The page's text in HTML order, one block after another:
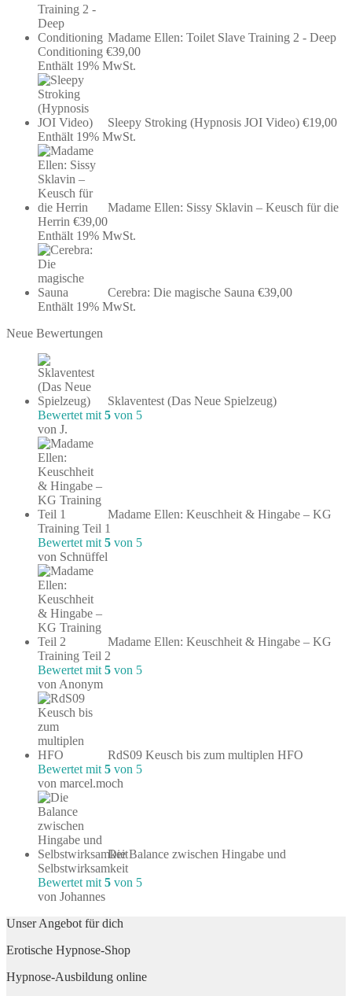
Madame Ellen: Toilet Slave Training 2 - Deep
Conditioning €39,00
Enthält 19% MwSt.
Sleepy Stroking (Hypnosis JOI Video) €19,00
Enthält 19% MwSt.
Madame Ellen: Sissy Sklavin – Keusch für die
Herrin €39,00
Enthält 19% MwSt.
Cerebra: Die magische Sauna €39,00
Enthält 19% MwSt.
Neue Bewertungen
Sklaventest (Das Neue Spielzeug)
Bewertet mit5 von 5
von J.
Madame Ellen: Keuschheit & Hingabe – KG
Training Teil 1
Bewertet mit5 von 5
von Schnüffel
Madame Ellen: Keuschheit & Hingabe – KG
Training Teil 2
Bewertet mit5 von 5
von Anonym
RdS09 Keusch bis zum multiplen HFO
Bewertet mit5 von 5
von marcel.moch
Die Balance zwischen Hingabe und
Selbstwirksamkeit
Bewertet mit5 von 5
von Johannes
Unser Angebot für dich
Erotische Hypnose-Shop
Hypnose-Ausbildung online